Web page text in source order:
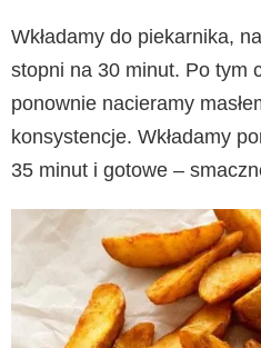
Wkładamy do piekarnika,
stopni na 30 minut. Po tym
ponownie nacieramy
konsystencje. Wkładamy
35 minut i gotowe –